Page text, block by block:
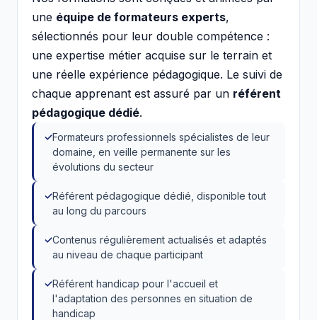
une équipe de formateurs experts,
sélectionnés pour leur double compétence :
une expertise métier acquise sur le terrain et
une réelle expérience pédagogique. Le suivi de
chaque apprenant est assuré par un référent
pédagogique dédié.
Formateurs professionnels spécialistes de leur
domaine, en veille permanente sur les
évolutions du secteur
Référent pédagogique dédié, disponible tout
au long du parcours
Contenus régulièrement actualisés et adaptés
au niveau de chaque participant
Référent handicap pour l'accueil et
l'adaptation des personnes en situation de
handicap